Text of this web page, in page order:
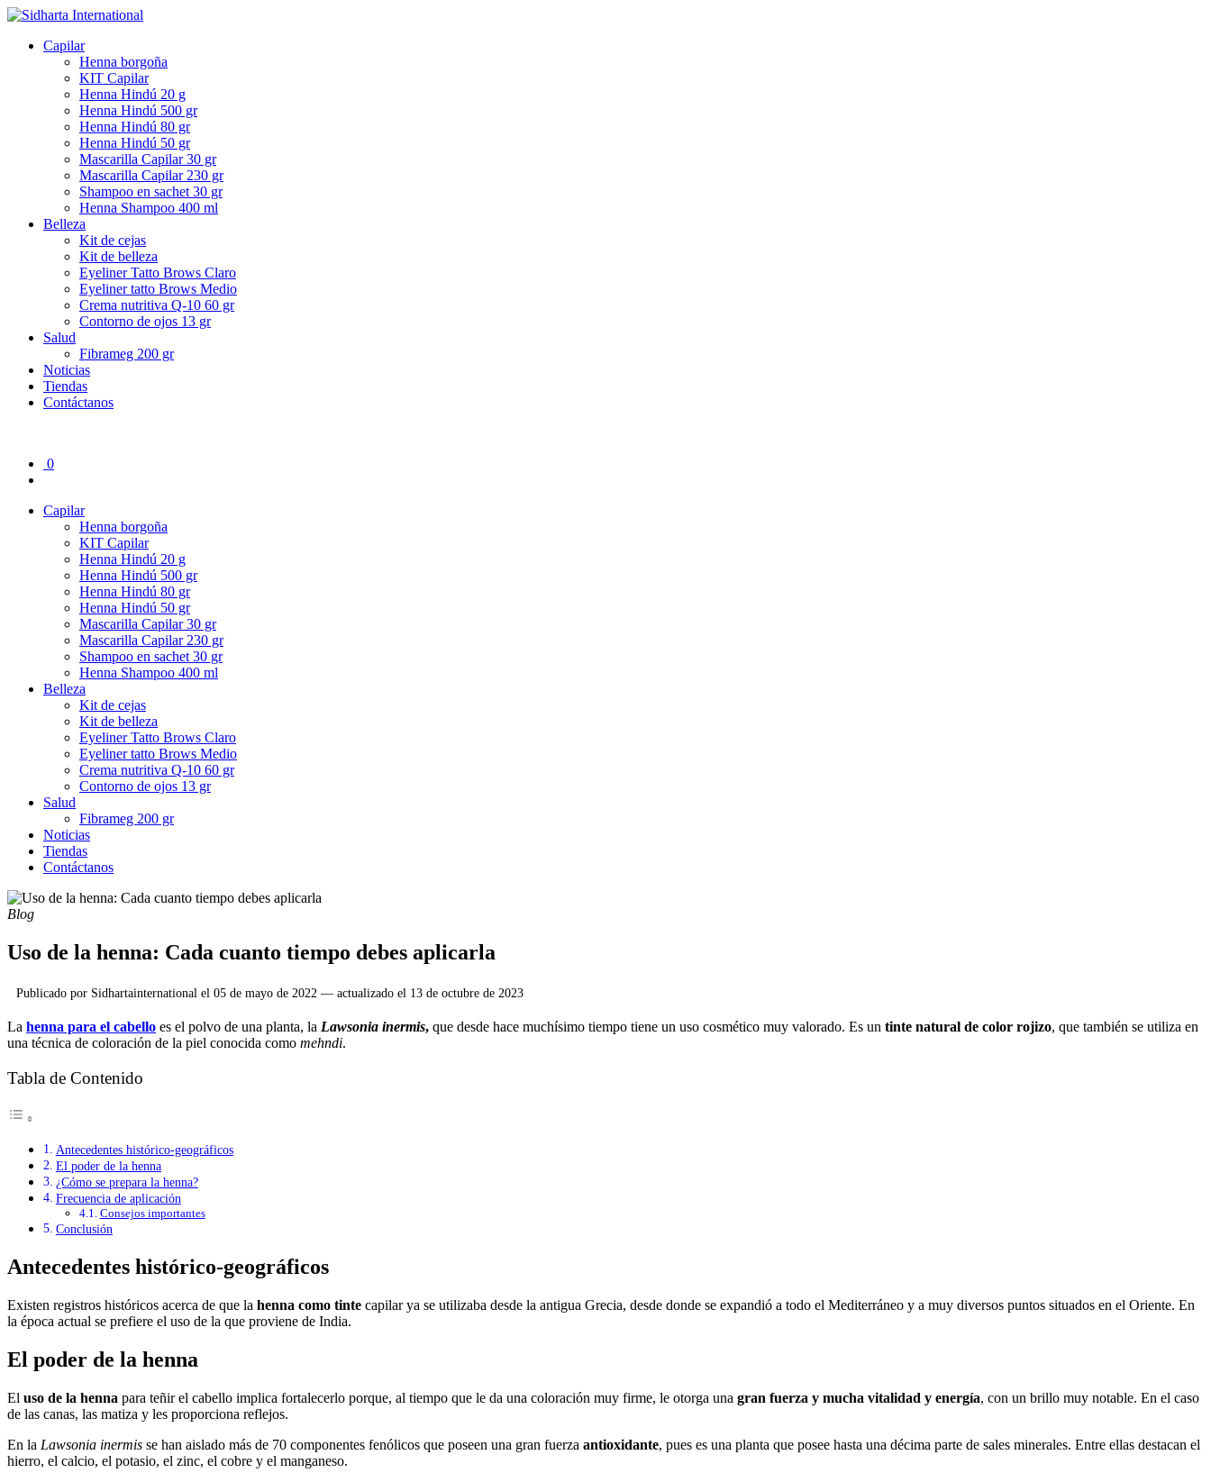
Capilar
Henna borgoña
KIT Capilar
Henna Hindú 20 g
Henna Hindú 500 gr
Henna Hindú 80 gr
Henna Hindú 50 gr
Mascarilla Capilar 30 gr
Mascarilla Capilar 230 gr
Shampoo en sachet 30 gr
Henna Shampoo 400 ml
Belleza
Kit de cejas
Kit de belleza
Eyeliner Tatto Brows Claro
Eyeliner tatto Brows Medio
Crema nutritiva Q-10 60 gr
Contorno de ojos 13 gr
Salud
Fibrameg 200 gr
Noticias
Tiendas
Contáctanos
0
Capilar
Henna borgoña
KIT Capilar
Henna Hindú 20 g
Henna Hindú 500 gr
Henna Hindú 80 gr
Henna Hindú 50 gr
Mascarilla Capilar 30 gr
Mascarilla Capilar 230 gr
Shampoo en sachet 30 gr
Henna Shampoo 400 ml
Belleza
Kit de cejas
Kit de belleza
Eyeliner Tatto Brows Claro
Eyeliner tatto Brows Medio
Crema nutritiva Q-10 60 gr
Contorno de ojos 13 gr
Salud
Fibrameg 200 gr
Noticias
Tiendas
Contáctanos
Blog
Uso de la henna: Cada cuanto tiempo debes aplicarla
Publicado por Sidhartainternational el 05 de mayo de 2022 — actualizado el 13 de octubre de 2023
La henna para el cabello es el polvo de una planta, la Lawsonia inermis, que desde hace muchísimo tiempo tiene un uso cosmético muy valorado. Es un tinte natural de color rojizo, que también se utiliza en
una técnica de coloración de la piel conocida como mehndi.
Tabla de Contenido
Antecedentes histórico-geográficos
El poder de la henna
¿Cómo se prepara la henna?
Frecuencia de aplicación
Consejos importantes
Conclusión
Antecedentes histórico-geográficos
Existen registros históricos acerca de que la henna como tinte capilar ya se utilizaba desde la antigua Grecia, desde donde se expandió a todo el Mediterráneo y a muy diversos puntos situados en el Oriente. En
la época actual se prefiere el uso de la que proviene de India.
El poder de la henna
El uso de la henna para teñir el cabello implica fortalecerlo porque, al tiempo que le da una coloración muy firme, le otorga una gran fuerza y mucha vitalidad y energía, con un brillo muy notable. En el caso
de las canas, las matiza y les proporciona reflejos.
En la Lawsonia inermis se han aislado más de 70 componentes fenólicos que poseen una gran fuerza antioxidante, pues es una planta que posee hasta una décima parte de sales minerales. Entre ellas destacan el
hierro, el calcio, el potasio, el zinc, el cobre y el manganeso.